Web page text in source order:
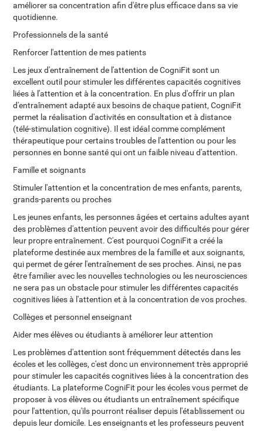
améliorer sa concentration afin d'être plus efficace dans sa vie
quotidienne.
Professionnels de la santé
Renforcer l'attention de mes patients
Les jeux d'entraînement de l'attention de CogniFit sont un
excellent outil pour stimuler les différentes capacités cognitives
liées à l'attention et à la concentration. En plus d'offrir un plan
d'entraînement adapté aux besoins de chaque patient, CogniFit
permet la réalisation d'activités en consultation et à distance
(télé-stimulation cognitive). Il est idéal comme complément
thérapeutique pour certains troubles de l'attention ou pour les
personnes en bonne santé qui ont un faible niveau d'attention.
Famille et soignants
Stimuler l'attention et la concentration de mes enfants, parents,
grands-parents ou proches
Les jeunes enfants, les personnes âgées et certains adultes ayant
des problèmes d'attention peuvent avoir des difficultés pour gérer
leur propre entraînement. C'est pourquoi CogniFit a créé la
plateforme destinée aux membres de la famille et aux soignants,
qui permet de gérer l'entraînement de ses proches. Ainsi, ne pas
être familier avec les nouvelles technologies ou les neurosciences
ne sera pas un obstacle pour stimuler les différentes capacités
cognitives liées à l'attention et à la concentration de vos proches.
Collèges et personnel enseignant
Aider mes élèves ou étudiants à améliorer leur attention
Les problèmes d'attention sont fréquemment détectés dans les
écoles et les collèges, c'est donc un environnement très approprié
pour stimuler les capacités cognitives liées à la concentration des
étudiants. La plateforme CogniFit pour les écoles vous permet de
proposer à vos élèves ou étudiants un entraînement spécifique
pour l'attention, qu'ils pourront réaliser depuis l'établissement ou
depuis leur domicile. Les enseignants et les professeurs peuvent